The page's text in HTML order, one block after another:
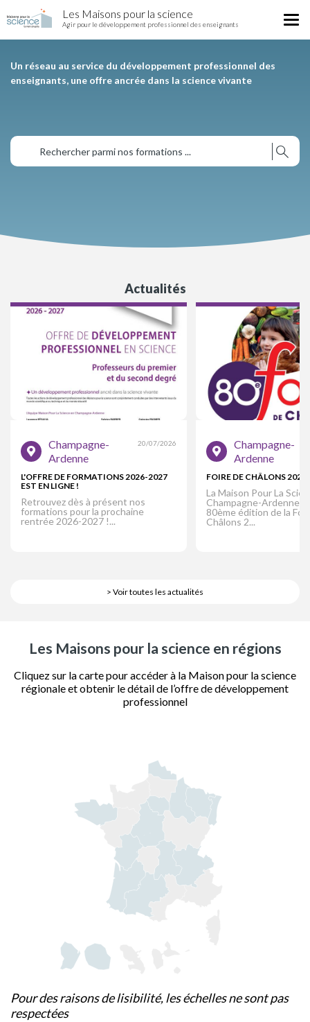
National
to
Les Maisons pour la science
Agir pour le développement professionnel des enseignants
Un réseau au service du développement professionnel des
enseignants, une offre ancrée dans la science vivante
Actualités
Champagne-
Ardenne
20/07/2026
L'OFFRE DE FORMATIONS 2026-2027
EST EN LIGNE !
Retrouvez dès à présent nos
formations pour la prochaine
rentrée 2026-2027 !...
Champagne-
Ardenne
FOIRE DE CHÂLONS 2026
La Maison Pour La
Champagne-Ardenne
80ème édition de la
Châlons 2...
> Voir toutes les actualités
Les Maisons pour la science en régions
Cliquez sur la carte pour accéder à la Maison pour la science
régionale et obtenir le détail de l’offre de développement
professionnel
Pour des raisons de lisibilité, les échelles ne sont pas
respectées